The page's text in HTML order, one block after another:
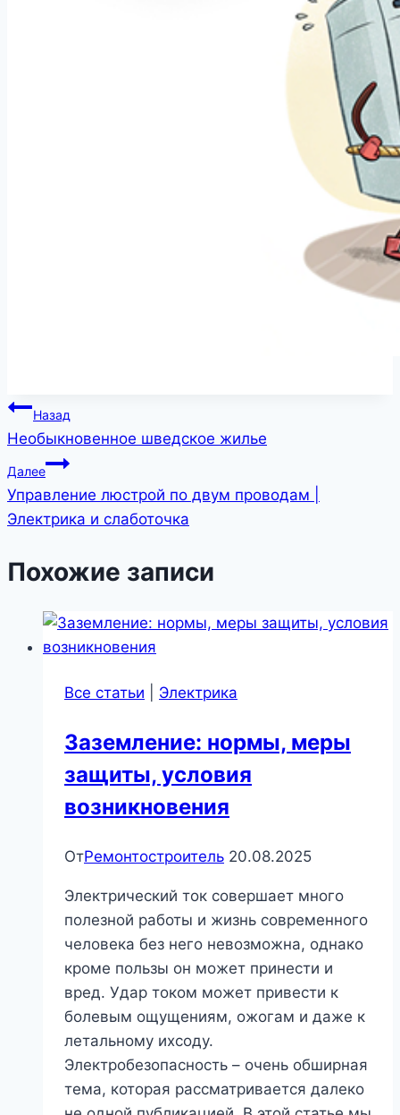
Навигация
по
записям
Назад
Необыкновенное шведское жилье
Далее
Управление люстрой по двум проводам |
Электрика и слаботочка
Похожие записи
Все статьи Электрика
Заземление: нормы, меры
защиты, условия
возникновения
ОтРемонтостроитель 20.08.2025
Электрический ток совершает много
полезной работы и жизнь современного
человека без него невозможна, однако
кроме пользы он может принести и
вред. Удар током может привести к
болевым ощущениям, ожогам и даже к
летальному ихсоду.
Электробезопасность – очень обширная
тема, которая рассматривается далеко